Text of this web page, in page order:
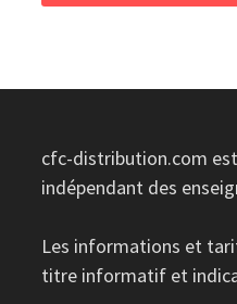
cfc-distribution.com
indépendant des
Les informations et
titre informatif et